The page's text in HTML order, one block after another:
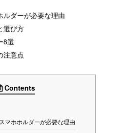
ルダーが必要な理由
選び方
8選
注意点
Contents
マホホルダーが必要な理由